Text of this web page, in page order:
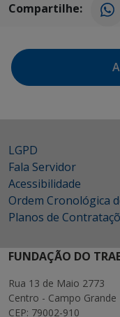
Compartilhe:
LGPD
Fala Servidor
Acessibilidade
Ordem Cronológica
Planos de
FUNDAÇÃO DO
Rua 13 de Maio 2773
Centro - Campo
CEP: 79002-910